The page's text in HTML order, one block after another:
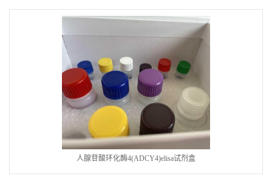
人腺苷酸环化酶4(ADCY4)elisa试剂盒